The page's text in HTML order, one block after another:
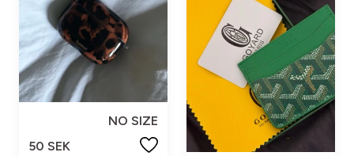
NO SIZE
50 SEK